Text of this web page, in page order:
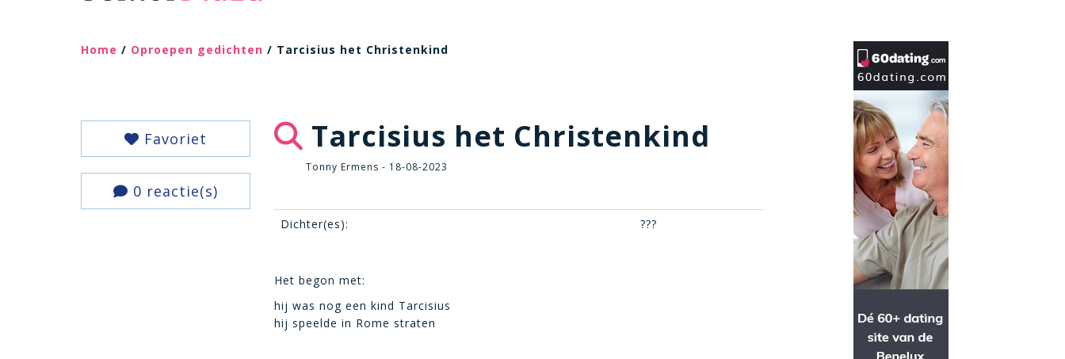
Home / Oproepen gedichten / Tarcisius het Christenkind
Favoriet
0 reactie(s)
Tarcisius het Christenkind
Tonny Ermens - 18-08-2023
Dichter(es): ???
Het begon met:
hij was nog een kind Tarcisius
hij speelde in Rome straten